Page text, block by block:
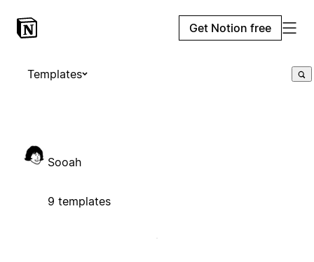
Get Notion free
Templates
Sooah
9 templates